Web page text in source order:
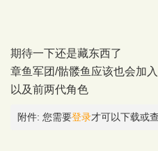
期待一下还是藏东西了
章鱼军团/骷髅鱼应该也会加
以及前两代角色
附件: 您需要登录才可以下载或